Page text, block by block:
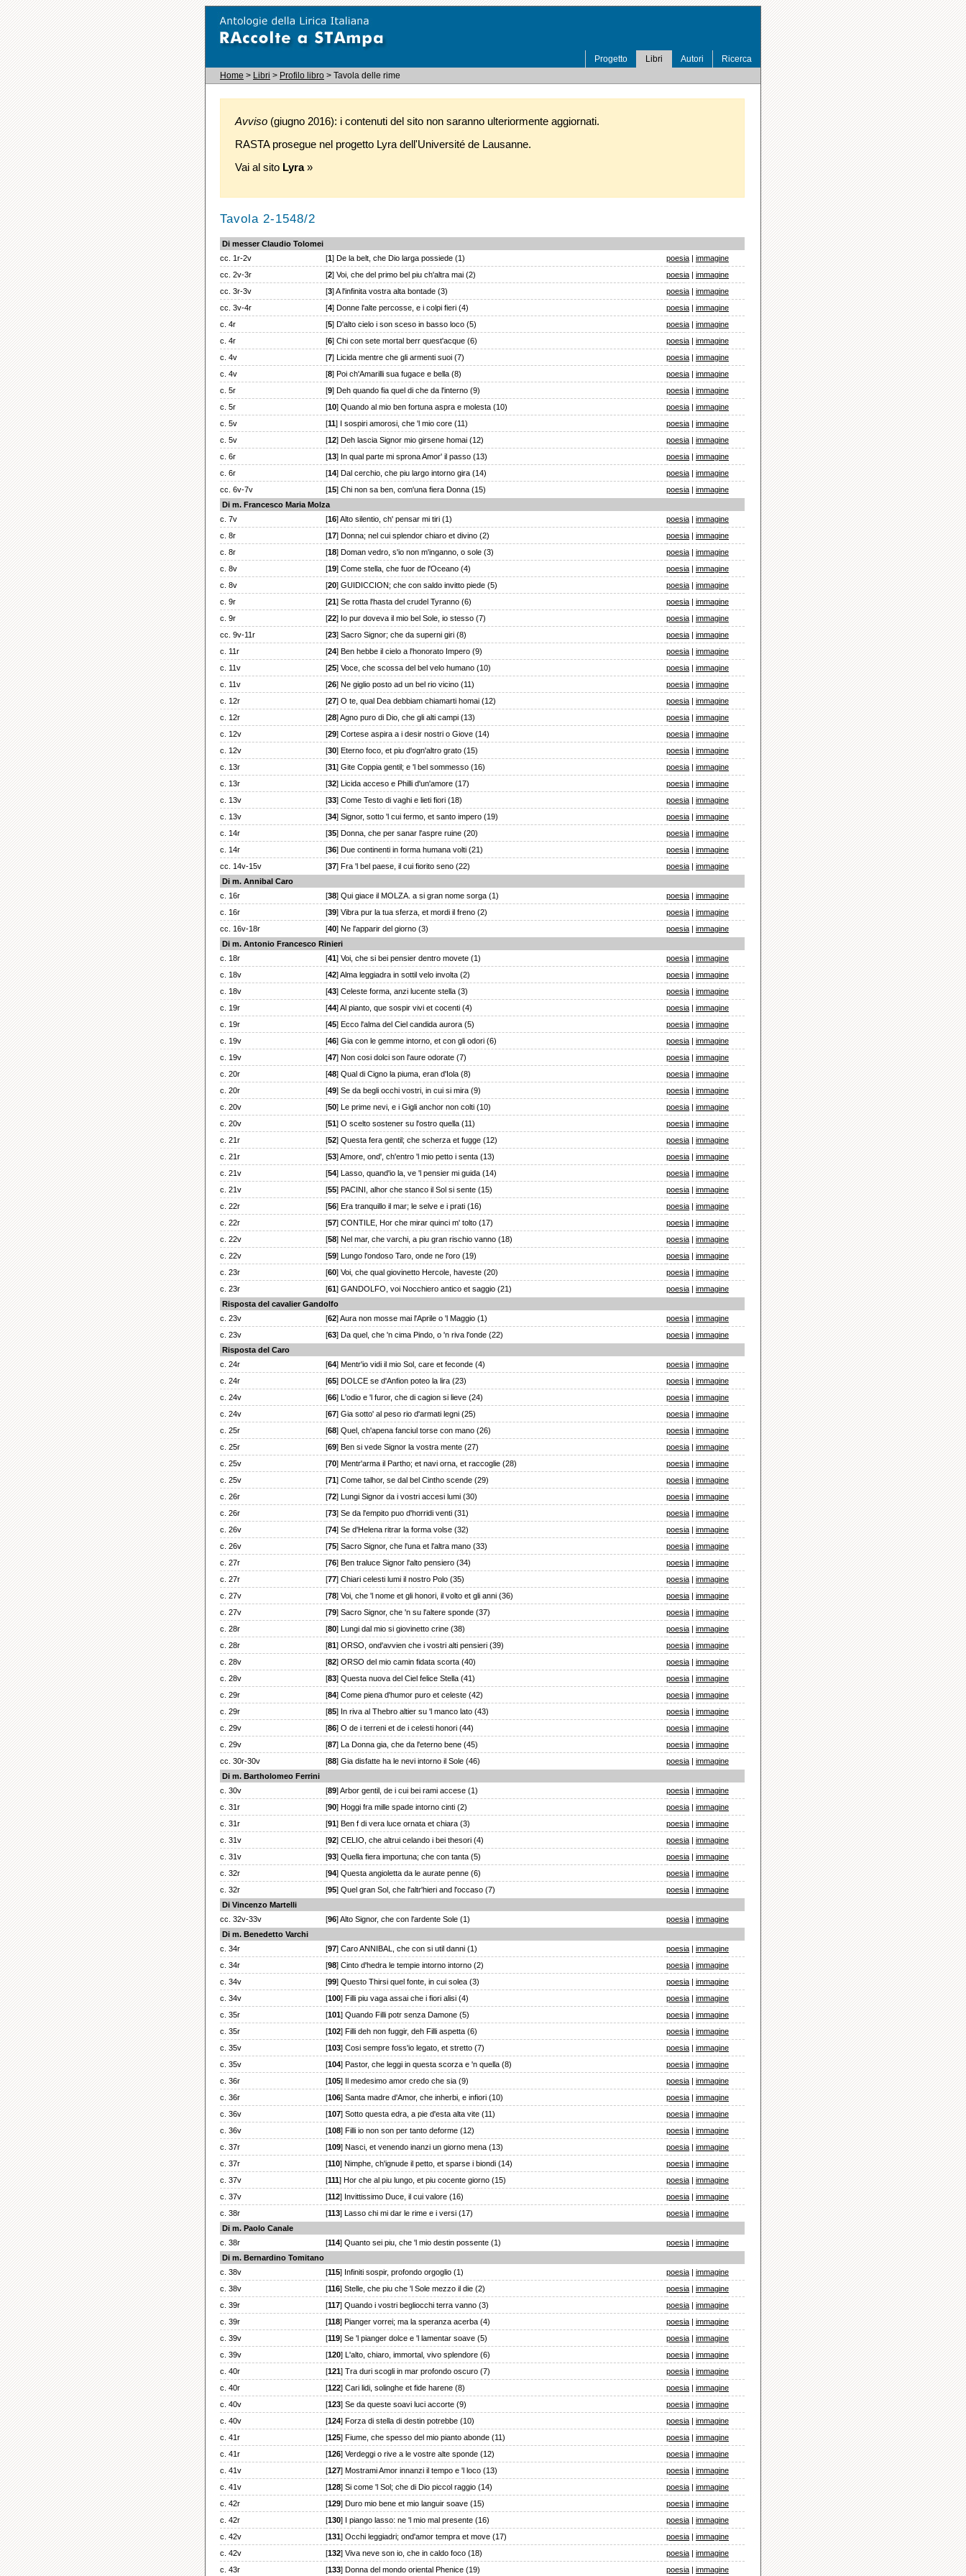
Progetto Libri Autori
Ricerca
Home > Libri > Profilo libro > Tavola delle rime
Avviso (giugno 2016): i contenuti del sito non saranno ulteriormente aggiornati.
RASTA prosegue nel progetto Lyra dell'Université de Lausanne.
Vai al sito Lyra»
Tavola 2-1548/2
Di messer Claudio Tolomei
cc. 1r-2v
[1] De la belt, che Dio larga possiede (1) poesia | immagine
cc. 2v-3r
[2] Voi, che del primo bel piu ch'altra mai (2) poesia | immagine
cc. 3r-3v
[3] A l'infinita vostra alta bontade (3) poesia | immagine
cc. 3v-4r
[4] Donne l'alte percosse, e i colpi fieri (4) poesia | immagine
c. 4r
[5] D'alto cielo i son sceso in basso loco (5) poesia | immagine
c. 4r
[6] Chi con sete mortal berr quest'acque (6) poesia | immagine
c. 4v
[7] Licida mentre che gli armenti suoi (7) poesia | immagine
c. 4v
[8] Poi ch'Amarilli sua fugace e bella (8) poesia | immagine
c. 5r
[9] Deh quando fia quel di che da l'interno (9) poesia | immagine
c. 5r
[10] Quando al mio ben fortuna aspra e molesta (10) poesia | immagine
c. 5v
[11] I sospiri amorosi, che 'l mio core (11) poesia | immagine
c. 5v
[12] Deh lascia Signor mio girsene homai (12) poesia | immagine
c. 6r
[13] In qual parte mi sprona Amor' il passo (13) poesia | immagine
c. 6r
[14] Dal cerchio, che piu largo intorno gira (14) poesia | immagine
cc. 6v-7v
[15] Chi non sa ben, com'una fiera Donna (15) poesia | immagine
Di m. Francesco Maria Molza
c. 7v
[16] Alto silentio, ch' pensar mi tiri (1) poesia | immagine
c. 8r
[17] Donna; nel cui splendor chiaro et divino (2) poesia | immagine
c. 8r
[18] Doman vedro, s'io non m'inganno, o sole (3) poesia | immagine
c. 8v
[19] Come stella, che fuor de l'Oceano (4) poesia | immagine
c. 8v
[20] GUIDICCION; che con saldo invitto piede (5) poesia | immagine
c. 9r
[21] Se rotta l'hasta del crudel Tyranno (6) poesia | immagine
c. 9r
[22] Io pur doveva il mio bel Sole, io stesso (7) poesia | immagine
cc. 9v-11r
[23] Sacro Signor; che da superni giri (8) poesia | immagine
c. 11r
[24] Ben hebbe il cielo a l'honorato Impero (9) poesia | immagine
c. 11v
[25] Voce, che scossa del bel velo humano (10) poesia | immagine
c. 11v
[26] Ne giglio posto ad un bel rio vicino (11) poesia | immagine
c. 12r
[27] O te, qual Dea debbiam chiamarti homai (12) poesia | immagine
c. 12r
[28] Agno puro di Dio, che gli alti campi (13) poesia | immagine
c. 12v
[29] Cortese aspira a i desir nostri o Giove (14) poesia | immagine
c. 12v
[30] Eterno foco, et piu d'ogn'altro grato (15) poesia | immagine
c. 13r
[31] Gite Coppia gentil; e 'l bel sommesso (16) poesia | immagine
c. 13r
[32] Licida acceso e Philli d'un'amore (17) poesia | immagine
c. 13v
[33] Come Testo di vaghi e lieti fiori (18) poesia | immagine
c. 13v
[34] Signor, sotto 'l cui fermo, et santo impero (19) poesia | immagine
c. 14r
[35] Donna, che per sanar l'aspre ruine (20) poesia | immagine
c. 14r
[36] Due continenti in forma humana volti (21) poesia | immagine
cc. 14v-15v
[37] Fra 'l bel paese, il cui fiorito seno (22) poesia | immagine
Di m. Annibal Caro
c. 16r
[38] Qui giace il MOLZA. a si gran nome sorga (1) poesia | immagine
c. 16r
[39] Vibra pur la tua sferza, et mordi il freno (2) poesia | immagine
cc. 16v-18r
[40] Ne l'apparir del giorno (3) poesia | immagine
Di m. Antonio Francesco Rinieri
c. 18r
[41] Voi, che si bei pensier dentro movete (1) poesia | immagine
c. 18v
[42] Alma leggiadra in sottil velo involta (2) poesia | immagine
c. 18v
[43] Celeste forma, anzi lucente stella (3) poesia | immagine
c. 19r
[44] Al pianto, que sospir vivi et cocenti (4) poesia | immagine
c. 19r
[45] Ecco l'alma del Ciel candida aurora (5) poesia | immagine
c. 19v
[46] Gia con le gemme intorno, et con gli odori (6) poesia | immagine
c. 19v
[47] Non cosi dolci son l'aure odorate (7) poesia | immagine
c. 20r
[48] Qual di Cigno la piuma, eran d'Iola (8) poesia | immagine
c. 20r
[49] Se da begli occhi vostri, in cui si mira (9) poesia | immagine
c. 20v
[50] Le prime nevi, e i Gigli anchor non colti (10) poesia | immagine
c. 20v
[51] O scelto sostener su l'ostro quella (11) poesia | immagine
c. 21r
[52] Questa fera gentil; che scherza et fugge (12) poesia | immagine
c. 21r
[53] Amore, ond', ch'entro 'l mio petto i senta (13) poesia | immagine
c. 21v
[54] Lasso, quand'io la, ve 'l pensier mi guida (14) poesia | immagine
c. 21v
[55] PACINI, alhor che stanco il Sol si sente (15) poesia | immagine
c. 22r
[56] Era tranquillo il mar; le selve e i prati (16) poesia | immagine
c. 22r
[57] CONTILE, Hor che mirar quinci m' tolto (17) poesia | immagine
c. 22v
[58] Nel mar, che varchi, a piu gran rischio vanno (18) poesia | immagine
c. 22v
[59] Lungo l'ondoso Taro, onde ne l'oro (19) poesia | immagine
c. 23r
[60] Voi, che qual giovinetto Hercole, haveste (20) poesia | immagine
c. 23r
[61] GANDOLFO, voi Nocchiero antico et saggio (21) poesia | immagine
Risposta del cavalier Gandolfo
c. 23v
[62] Aura non mosse mai l'Aprile o 'l Maggio (1) poesia | immagine
c. 23v
[63] Da quel, che 'n cima Pindo, o 'n riva l'onde (22) poesia | immagine
Risposta del Caro
c. 24r
[64] Mentr'io vidi il mio Sol, care et feconde (4) poesia | immagine
c. 24r
[65] DOLCE se d'Anfion poteo la lira (23) poesia | immagine
c. 24v
[66] L'odio e 'l furor, che di cagion si lieve (24) poesia | immagine
c. 24v
[67] Gia sotto' al peso rio d'armati legni (25) poesia | immagine
c. 25r
[68] Quel, ch'apena fanciul torse con mano (26) poesia | immagine
c. 25r
[69] Ben si vede Signor la vostra mente (27) poesia | immagine
c. 25v
[70] Mentr'arma il Partho; et navi orna, et raccoglie (28) poesia | immagine
c. 25v
[71] Come talhor, se dal bel Cintho scende (29) poesia | immagine
c. 26r
[72] Lungi Signor da i vostri accesi lumi (30) poesia | immagine
c. 26r
[73] Se da l'empito puo d'horridi venti (31) poesia | immagine
c. 26v
[74] Se d'Helena ritrar la forma volse (32) poesia | immagine
c. 26v
[75] Sacro Signor, che l'una et l'altra mano (33) poesia | immagine
c. 27r
[76] Ben traluce Signor l'alto pensiero (34) poesia | immagine
c. 27r
[77] Chiari celesti lumi il nostro Polo (35) poesia | immagine
c. 27v
[78] Voi, che 'l nome et gli honori, il volto et gli anni (36) poesia | immagine
c. 27v
[79] Sacro Signor, che 'n su l'altere sponde (37) poesia | immagine
c. 28r
[80] Lungi dal mio si giovinetto crine (38) poesia | immagine
c. 28r
[81] ORSO, ond'avvien che i vostri alti pensieri (39) poesia | immagine
c. 28v
[82] ORSO del mio camin fidata scorta (40) poesia | immagine
c. 28v
[83] Questa nuova del Ciel felice Stella (41) poesia | immagine
c. 29r
[84] Come piena d'humor puro et celeste (42) poesia | immagine
c. 29r
[85] In riva al Thebro altier su 'l manco lato (43) poesia | immagine
c. 29v
[86] O de i terreni et de i celesti honori (44) poesia | immagine
c. 29v
[87] La Donna gia, che da l'eterno bene (45) poesia | immagine
cc. 30r-30v
[88] Gia disfatte ha le nevi intorno il Sole (46) poesia | immagine
Di m. Bartholomeo Ferrini
c. 30v
[89] Arbor gentil, de i cui bei rami accese (1) poesia | immagine
c. 31r
[90] Hoggi fra mille spade intorno cinti (2) poesia | immagine
c. 31r
[91] Ben f di vera luce ornata et chiara (3) poesia | immagine
c. 31v
[92] CELIO, che altrui celando i bei thesori (4) poesia | immagine
c. 31v
[93] Quella fiera importuna; che con tanta (5) poesia | immagine
c. 32r
[94] Questa angioletta da le aurate penne (6) poesia | immagine
c. 32r
[95] Quel gran Sol, che l'altr'hieri and l'occaso (7) poesia | immagine
Di Vincenzo Martelli
cc. 32v-33v
[96] Alto Signor, che con l'ardente Sole (1) poesia | immagine
Di m. Benedetto Varchi
c. 34r
[97] Caro ANNIBAL, che con si util danni (1) poesia | immagine
c. 34r
[98] Cinto d'hedra le tempie intorno intorno (2) poesia | immagine
c. 34v
[99] Questo Thirsi quel fonte, in cui solea (3) poesia | immagine
c. 34v
[100] Filli piu vaga assai che i fiori alisi (4) poesia | immagine
c. 35r
[101] Quando Filli potr senza Damone (5) poesia | immagine
c. 35r
[102] Filli deh non fuggir, deh Filli aspetta (6) poesia | immagine
c. 35v
[103] Cosi sempre foss'io legato, et stretto (7) poesia | immagine
c. 35v
[104] Pastor, che leggi in questa scorza e 'n quella (8) poesia | immagine
c. 36r
[105] Il medesimo amor credo che sia (9) poesia | immagine
c. 36r
[106] Santa madre d'Amor, che inherbi, e infiori (10) poesia | immagine
c. 36v
[107] Sotto questa edra, a pie d'esta alta vite (11) poesia | immagine
c. 36v
[108] Filli io non son per tanto deforme (12) poesia | immagine
c. 37r
[109] Nasci, et venendo inanzi un giorno mena (13) poesia | immagine
c. 37r
[110] Nimphe, ch'ignude il petto, et sparse i biondi (14) poesia | immagine
c. 37v
[111] Hor che al piu lungo, et piu cocente giorno (15) poesia | immagine
c. 37v
[112] Invittissimo Duce, il cui valore (16) poesia | immagine
c. 38r
[113] Lasso chi mi dar le rime e i versi (17) poesia | immagine
Di m. Paolo Canale
c. 38r
[114] Quanto sei piu, che 'l mio destin possente (1) poesia | immagine
Di m. Bernardino Tomitano
c. 38v
[115] Infiniti sospir, profondo orgoglio (1) poesia | immagine
c. 38v
[116] Stelle, che piu che 'l Sole mezzo il die (2) poesia | immagine
c. 39r
[117] Quando i vostri begliocchi terra vanno (3) poesia | immagine
c. 39r
[118] Pianger vorrei; ma la speranza acerba (4) poesia | immagine
c. 39v
[119] Se 'l pianger dolce e 'l lamentar soave (5) poesia | immagine
c. 39v
[120] L'alto, chiaro, immortal, vivo splendore (6) poesia | immagine
c. 40r
[121] Tra duri scogli in mar profondo oscuro (7) poesia | immagine
c. 40r
[122] Cari lidi, solinghe et fide harene (8) poesia | immagine
c. 40v
[123] Se da queste soavi luci accorte (9) poesia | immagine
c. 40v
[124] Forza di stella di destin potrebbe (10) poesia | immagine
c. 41r
[125] Fiume, che spesso del mio pianto abonde (11) poesia | immagine
c. 41r
[126] Verdeggi o rive a le vostre alte sponde (12) poesia | immagine
c. 41v
[127] Mostrami Amor innanzi il tempo e 'l loco (13) poesia | immagine
c. 41v
[128] Si come 'l Sol; che di Dio piccol raggio (14) poesia | immagine
c. 42r
[129] Duro mio bene et mio languir soave (15) poesia | immagine
c. 42r
[130] I piango lasso: ne 'l mio mal presente (16) poesia | immagine
c. 42v
[131] Occhi leggiadri; ond'amor tempra et move (17) poesia | immagine
c. 42v
[132] Viva neve son io, che in caldo foco (18) poesia | immagine
c. 43r
[133] Donna del mondo oriental Phenice (19) poesia | immagine